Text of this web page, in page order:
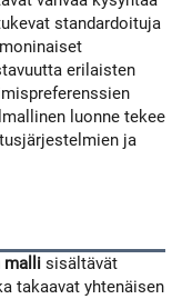
standardoituja
erilaisten
luonne tekee
ja
malli sisältävät
takaavat yhtenäisen